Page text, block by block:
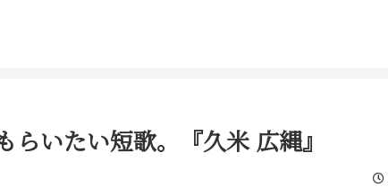
らいたい短歌。『久米 広縄』